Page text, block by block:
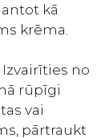
kā
krēma.
no
rūpīgi
vai
pārtraukt